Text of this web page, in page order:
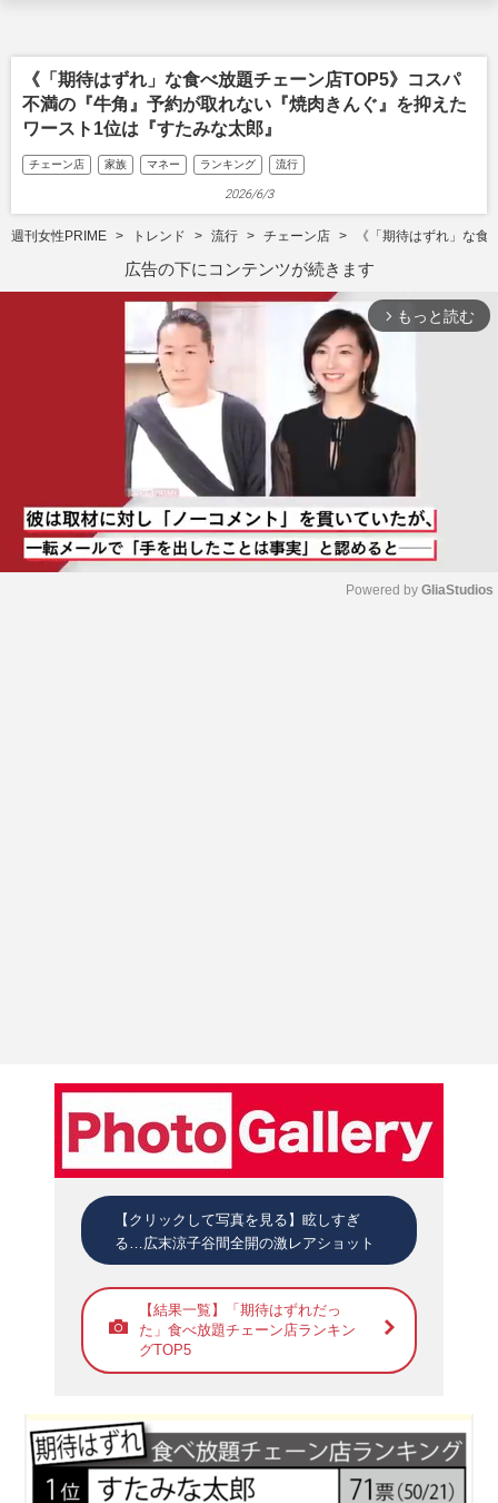
《「期待はずれ」な食べ放題チェーン店TOP5》コスパ
不満の『牛角』予約が取れない『焼肉きんぐ』を抑えた
ワースト1位は『すたみな太郎』
チェーン店 家族 マネー ランキング 流行
2026/6/3
週刊女性PRIME トレンド 流行 チェーン店 《「期待はずれ」な
広告の下にコンテンツが続きます
arrow_forward_ios もっと読む
Powered by GliaStudios
【クリックして写真を見る】眩しすぎ
る…広末涼子谷間全開の激レアショット
【結果一覧】「期待はずれだっ
た」食べ放題チェーン店ランキン
グTOP5